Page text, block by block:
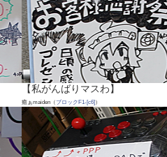
【私がんばりマスわ】
癒ぁmaiden（ブロックF1-[c6] ）